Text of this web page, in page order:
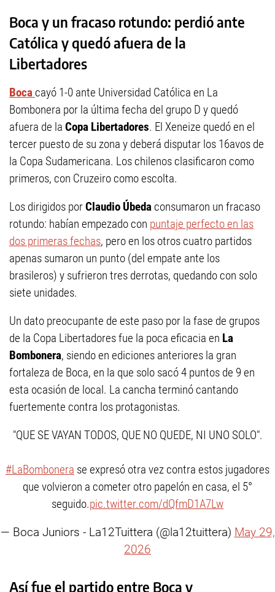
Boca y un fracaso rotundo: perdió ante
Católica y quedó afuera de la
Libertadores
Boca cayó 1-0 ante Universidad Católica en La
Bombonera por la última fecha del grupo D y quedó
afuera de la Copa Libertadores. El Xeneize quedó en el
tercer puesto de su zona y deberá disputar los 16avos de
la Copa Sudamericana. Los chilenos clasificaron como
primeros, con Cruzeiro como escolta.
Los dirigidos porClaudio Úbeda consumaron un fracaso
rotundo: habían empezado con puntaje perfecto en las
dos primeras fechas, pero en los otros cuatro partidos
apenas sumaron un punto (del empate ante los
brasileros) y sufrieron tres derrotas, quedando con solo
siete unidades.
Un dato preocupante de este paso por la fase de grupos
de la Copa Libertadores fue la poca eficacia en La
Bombonera, siendo en ediciones anteriores la gran
fortaleza de Boca, en la que solo sacó 4 puntos de 9 en
esta ocasión de local. La cancha terminó cantando
fuertemente contra los protagonistas.
"QUE SE VAYAN TODOS, QUE NO QUEDE, NI UNO SOLO".
#LaBombonera se expresó otra vez contra estos jugadores
que volvieron a cometer otro papelón en casa, el 5°
seguido.pic.twitter.com/dQfmD1A7Lw
— Boca Juniors - La12Tuittera (@la12tuittera) May 29,
2026
Así fue el partido entre Boca y